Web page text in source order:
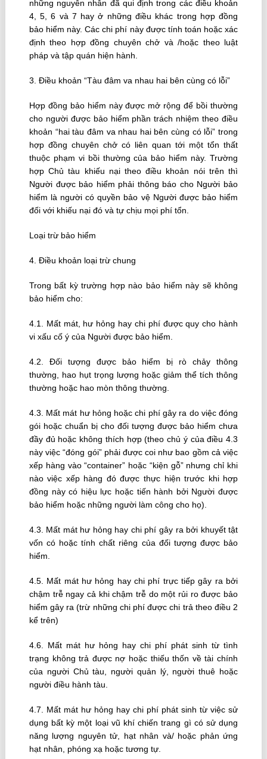
những nguyên nhân đã qui định trong các điều khoản
4, 5, 6 và 7 hay ở những điều khác trong hợp đồng
bảo hiểm này. Các chi phí này được tính toán hoặc xác
định theo hợp đồng chuyên chở và /hoặc theo luật
pháp và tập quán hiện hành.
3. Ðiều khoản “Tàu đâm va nhau hai bên cùng có lỗi”
Hợp đồng bảo hiểm này được mở rộng để bồi thường
cho người được bảo hiểm phần trách nhiệm theo điều
khoản “hai tàu đâm va nhau hai bên cùng có lỗi” trong
hợp đồng chuyên chở có liên quan tới một tổn thất
thuộc phạm vi bồi thường của bảo hiểm này. Trường
hợp Chủ tàu khiếu nại theo điều khoản nói trên thì
Người được bảo hiểm phải thông báo cho Người bảo
hiểm là người có quyền bảo vệ Người được bảo hiểm
đối với khiếu nại đó và tự chịu mọi phí tổn.
Loại trừ bảo hiểm
4. Ðiều khoản loại trừ chung
Trong bất kỳ trường hợp nào bảo hiểm này sẽ không
bảo hiểm cho:
4.1. Mất mát, hư hỏng hay chi phí được quy cho hành
vi xấu cố ý của Người được bảo hiểm.
4.2. Ðối tượng được bảo hiểm bị rò chảy thông
thường, hao hụt trọng lượng hoặc giảm thể tích thông
thường hoặc hao mòn thông thường.
4.3. Mất mát hư hỏng hoặc chi phí gây ra do việc đóng
gói hoặc chuẩn bị cho đối tượng được bảo hiểm chưa
đầy đủ hoặc không thích hợp (theo chủ ý của điều 4.3
này việc “đóng gói” phải được coi như bao gồm cả việc
xếp hàng vào “container” hoặc “kiện gỗ” nhưng chỉ khi
nào việc xếp hàng đó được thực hiện trước khi hợp
đồng này có hiệu lực hoặc tiến hành bởi Người được
bảo hiểm hoặc những người làm công cho họ).
4.3. Mất mát hư hỏng hay chi phí gây ra bởi khuyết tật
vốn có hoặc tính chất riêng của đối tượng được bảo
hiểm.
4.5. Mất mát hư hỏng hay chi phí trực tiếp gây ra bởi
chậm trễ ngay cả khi chậm trễ do một rủi ro được bảo
hiểm gây ra (trừ những chi phí được chi trả theo điều 2
kể trên)
4.6. Mất mát hư hỏng hay chi phí phát sinh từ tình
trạng không trả được nợ hoặc thiếu thốn về tài chính
của người Chủ tàu, người quản lý, người thuê hoặc
người điều hành tàu.
4.7. Mất mát hư hỏng hay chi phí phát sinh từ việc sử
dụng bất kỳ một loại vũ khí chiến trang gì có sử dụng
năng lượng nguyên tử, hạt nhân và/ hoặc phản ứng
hạt nhân, phóng xạ hoặc tương tự.